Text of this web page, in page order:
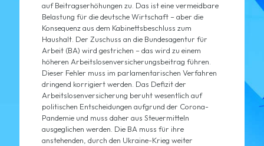
auf Beitragserhöhungen zu. Das ist eine vermeidbare
Belastung für die deutsche Wirtschaft – aber die
Konsequenz aus dem Kabinettsbeschluss zum
Haushalt. Der Zuschuss an die Bundesagentur für
Arbeit (BA) wird gestrichen – das wird zu einem
höheren Arbeitslosenversicherungsbeitrag führen.
Dieser Fehler muss im parlamentarischen Verfahren
dringend korrigiert werden. Das Defizit der
Arbeitslosenversicherung beruht wesentlich auf
politischen Entscheidungen aufgrund der Corona-
Pandemie und muss daher aus Steuermitteln
ausgeglichen werden. Die BA muss für ihre
anstehenden, durch den Ukraine-Krieg weiter